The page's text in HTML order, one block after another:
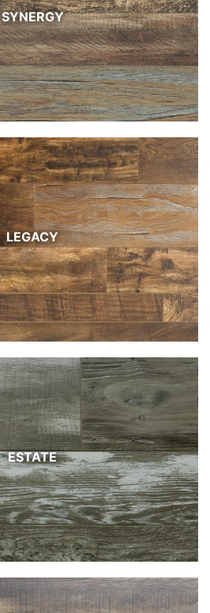
SYNERGY
LEGACY
ESTATE